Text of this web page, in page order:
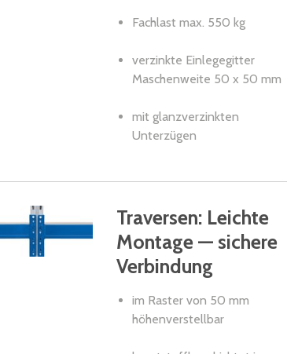
Fachlast max. 550 kg
verzinkte Einlegegitter
Maschenweite 50 x 50 mm
mit glanzverzinkten
Unterzügen
Traversen: Leichte
Montage — sichere
Verbindung
im Raster von 50 mm
höhenverstellbar